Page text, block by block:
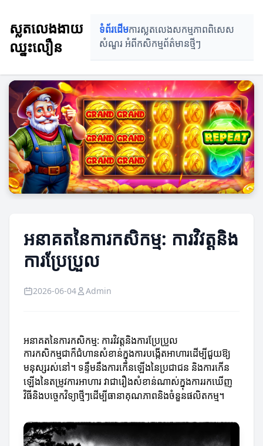
ស្លតលេងងាយ
ឈ្នះលឿន
ទំព័រដើមការស្លតលេងសកម្មភាពពិសេស
សំណួរ អំពីកសិកម្មព័ត៌មានថ្មីៗ
អនាគតនៃការកសិកម្ម: ការវិវត្តនិង
ការប្រែប្រួល
2026-06-04 Admin
អនាគតនៃការកសិកម្ម: ការវិវត្តនិងការប្រែប្រួល
ការកសិកម្មជាក៏ជំហានសំខាន់ក្នុងការបង្កើតអាហារដើម្បីជួយឱ្យ
មនុស្សរស់នៅ។ ទន្ទឹមនឹងការកើនឡើងនៃប្រជាជន និងការកើន
ឡើងនៃតម្រូវការអាហារ វាជារឿងសំខាន់ណាស់ក្នុងការរកឃើញ
វិធីនិងបច្ចេកវិទ្យាថ្មីៗដើម្បីធានាគុណភាពនិងចំនួនផលិតកម្ម។